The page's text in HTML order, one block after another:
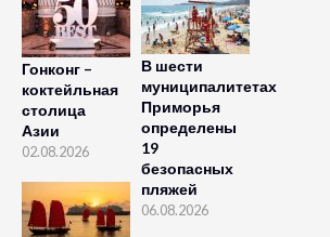
Гонконг –
коктейльная
столица
Азии
02.08.2026
В шести
муниципалитетах
Приморья
определены
19
безопасных
пляжей
06.08.2026